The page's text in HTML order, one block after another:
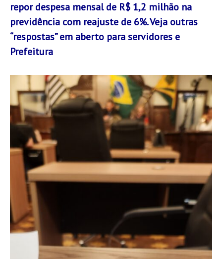
repor despesa mensal de R$ 1,2 milhão na
previdência com reajuste de 6%. Veja outras
“respostas” em aberto para servidores e
Prefeitura